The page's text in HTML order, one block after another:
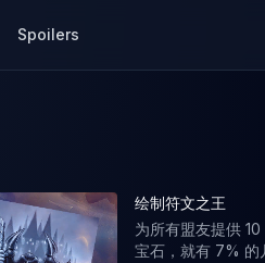
Spoilers
绘制符文之王
为所有盟友提供
宝石，就有 7% 的